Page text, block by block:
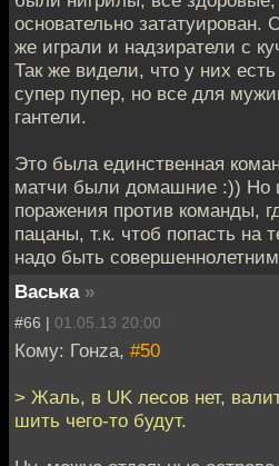
основательно зататуирован.
же играли и надзиратели с
Так же видели, что у них
супер пупер, но все для
гантели.
Это была единственная
матчи были домашние :)) Но
поражения против команды,
пацаны, т.к. чтоб попасть на
надо быть
Васька »
#66 | 01.05.13 20:00
Кому: Гонzа, #50
> Жаль, в UK лесов нет,
шить чего-то будут.